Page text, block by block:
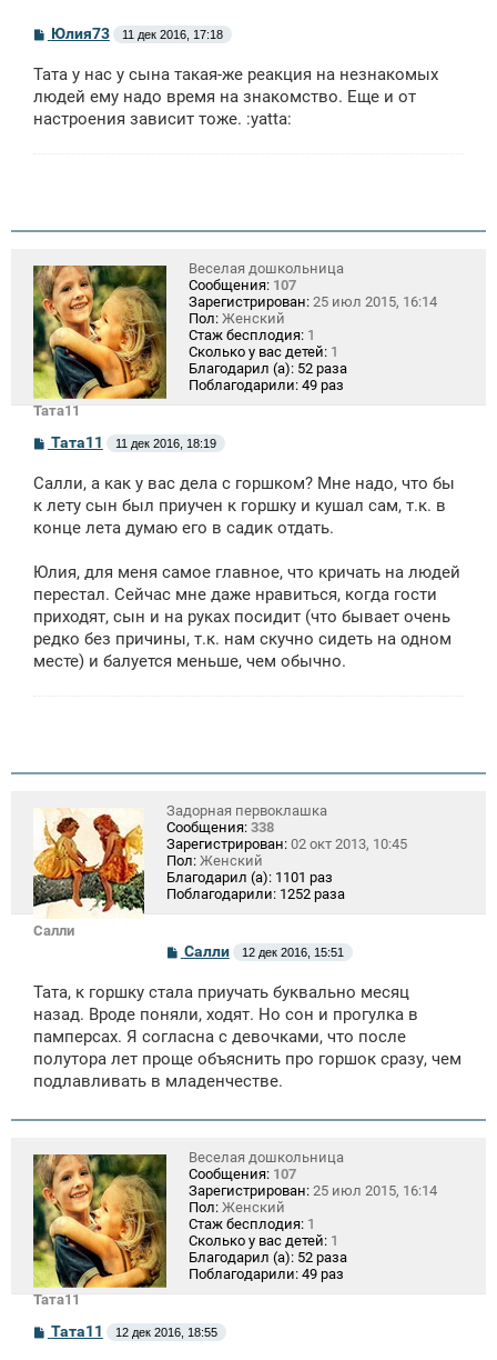
С
б
щ
н
Юлия73 11 дек 2016, 17:18
Тата у нас у сына такая-же реакция на незнакомых
людей ему надо время на знакомство. Еще и от
настроения зависит тоже. :yatta:
Тата11
Веселая дошкольница
Сообщения: 107
Зарегистрирован: 25 июл 2015, 16:14
Пол: Женский
Стаж бесплодия: 1
Сколько у вас детей: 1
Благодарил (а): 52 раза
Поблагодарили: 49 раз
С
о
б
щ
н
е
Тата11 11 дек 2016, 18:19
Салли, а как у вас дела с горшком? Мне надо, что бы
к лету сын был приучен к горшку и кушал сам, т.к. в
конце лета думаю его в садик отдать.
Юлия, для меня самое главное, что кричать на людей
перестал. Сейчас мне даже нравиться, когда гости
приходят, сын и на руках посидит (что бывает очень
редко без причины, т.к. нам скучно сидеть на одном
месте) и балуется меньше, чем обычно.
Салли
Задорная первоклашка
Сообщения: 338
Зарегистрирован: 02 окт 2013, 10:45
Пол: Женский
Благодарил (а): 1101 раз
Поблагодарили: 1252 раза
С
о
б
щ
н
и
Салли 12 дек 2016, 15:51
Тата, к горшку стала приучать буквально месяц
назад. Вроде поняли, ходят. Но сон и прогулка в
памперсах. Я согласна с девочками, что после
полутора лет проще объяснить про горшок сразу, чем
подлавливать в младенчестве.
Тата11
Веселая дошкольница
Сообщения: 107
Зарегистрирован: 25 июл 2015, 16:14
Пол: Женский
Стаж бесплодия: 1
Сколько у вас детей: 1
Благодарил (а): 52 раза
Поблагодарили: 49 раз
С
о
Тата11 12 дек 2016, 18:55